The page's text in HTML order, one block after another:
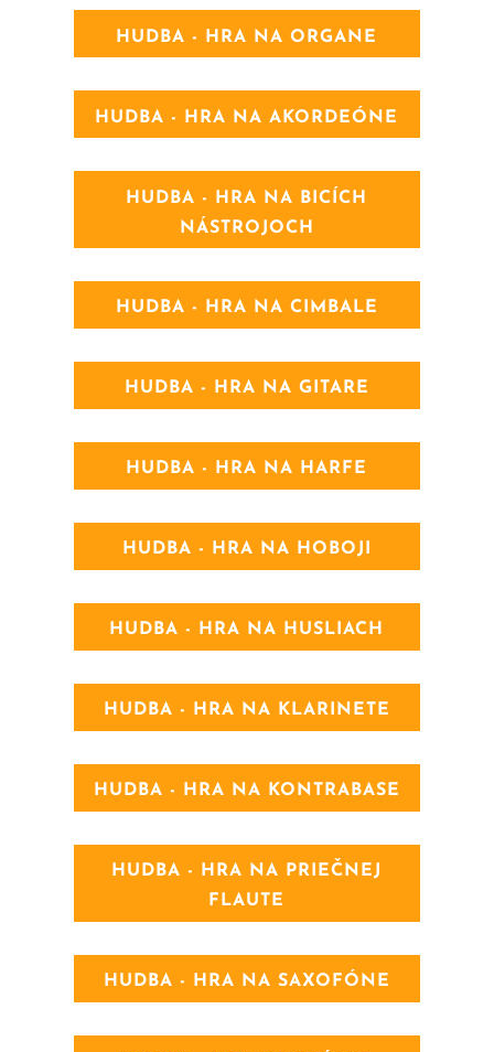
HUDBA - HRA NA ORGANE
HUDBA - HRA NA AKORDEÓNE
HUDBA - HRA NA BICÍCH
NÁSTROJOCH
HUDBA - HRA NA CIMBALE
HUDBA - HRA NA GITARE
HUDBA - HRA NA HARFE
HUDBA - HRA NA HOBOJI
HUDBA - HRA NA HUSLIACH
HUDBA - HRA NA KLARINETE
HUDBA - HRA NA KONTRABASE
HUDBA - HRA NA PRIEČNEJ
FLAUTE
HUDBA - HRA NA SAXOFÓNE